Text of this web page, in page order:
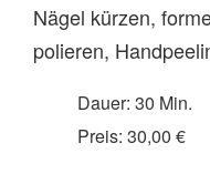
Nägel kürzen,
polieren,
Dauer: 30 Min.
Preis: 30,00 €